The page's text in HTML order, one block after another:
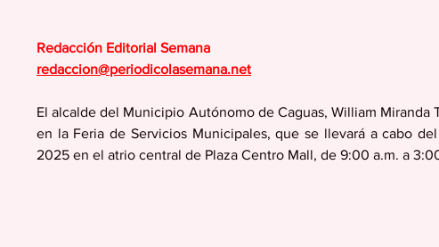
Redacción Editorial Semana
redaccion@periodicolasemana.net
El alcalde del Municipio Autónomo de Caguas, William Miranda
en la Feria de Servicios Municipales, que se llevará a cabo
2025 en el atrio central de Plaza Centro Mall, de 9:00 a.m. a